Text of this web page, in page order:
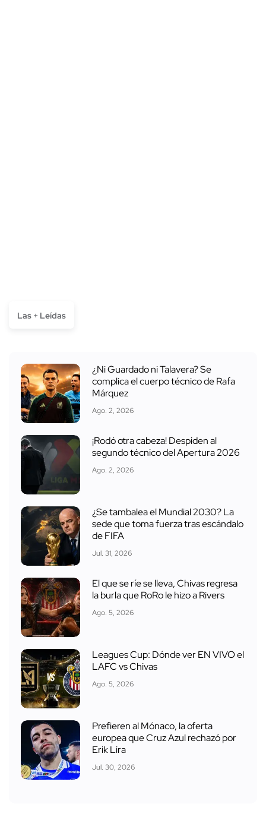
Las + Leídas
¿Ni Guardado ni Talavera? Se
complica el cuerpo técnico de Rafa
Márquez
Ago. 2, 2026
¡Rodó otra cabeza! Despiden al
segundo técnico del Apertura 2026
Ago. 2, 2026
¿Se tambalea el Mundial 2030? La
sede que toma fuerza tras escándalo
de FIFA
Jul. 31, 2026
El que se ríe se lleva, Chivas regresa
la burla que RoRo le hizo a Rivers
Ago. 5, 2026
Leagues Cup: Dónde ver EN VIVO el
LAFC vs Chivas
Ago. 5, 2026
Prefieren al Mónaco, la oferta
europea que Cruz Azul rechazó por
Erik Lira
Jul. 30, 2026